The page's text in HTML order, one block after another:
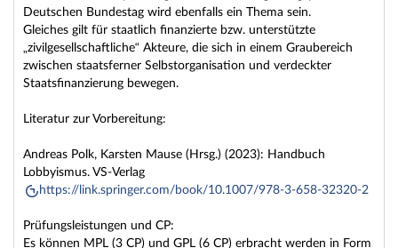
Deutschen Bundestag wird ebenfalls ein Thema sein.
Gleiches gilt für staatlich finanzierte bzw. unterstützte
„zivilgesellschaftliche“ Akteure, die sich in einem Graubereich
zwischen staatsferner Selbstorganisation und verdeckter
Staatsfinanzierung bewegen.
Literatur zur Vorbereitung:
Andreas Polk, Karsten Mause (Hrsg.) (2023): Handbuch
Lobbyismus. VS-Verlag
https://link.springer.com/book/10.1007/978-3-658-32320-2
Prüfungsleistungen und CP:
Es können MPL (3 CP) und GPL (6 CP) erbracht werden in Form